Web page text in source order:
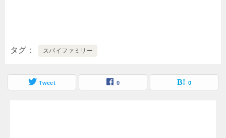
タグ スパイファミリー
Tweet 0 0